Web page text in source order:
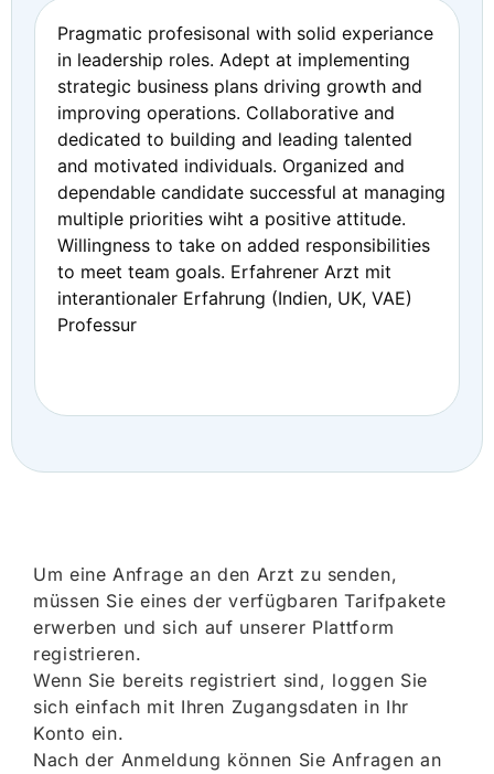
Pragmatic profesisonal with solid experiance
in leadership roles. Adept at implementing
strategic business plans driving growth and
improving operations. Collaborative and
dedicated to building and leading talented
and motivated individuals. Organized and
dependable candidate successful at managing
multiple priorities wiht a positive attitude.
Willingness to take on added responsibilities
to meet team goals. Erfahrener Arzt mit
interantionaler Erfahrung (Indien, UK, VAE)
Professur
Um eine Anfrage an den Arzt zu senden,
müssen Sie eines der verfügbaren Tarifpakete
erwerben und sich auf unserer Plattform
registrieren.
Wenn Sie bereits registriert sind, loggen Sie
sich einfach mit Ihren Zugangsdaten in Ihr
Konto ein.
Nach der Anmeldung können Sie Anfragen an